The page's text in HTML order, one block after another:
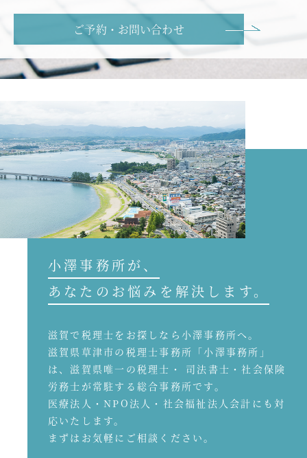
ご予約・お問い合わせ
小澤事務所が、
あなたのお悩みを解決します。
滋賀で税理士をお探しなら小澤事務所へ。
滋賀県草津市の税理士事務所「小澤事務所」
は、滋賀県唯一の税理士・ 司法書士・社会保険
労務士が常駐する総合事務所です。
医療法人・NPO法人・社会福祉法人会計にも対
応いたします。
まずはお気軽にご相談ください。